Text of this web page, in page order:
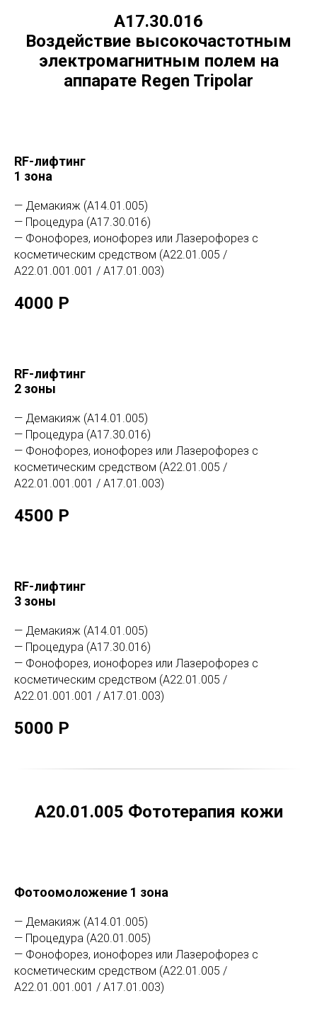
А17.30.016
Воздействие высокочастотным
электромагнитным полем на
аппарате Regen Tripolar
RF-лифтинг
1 зона
— Демакияж (А14.01.005)
— Процедура (А17.30.016)
— Фонофорез, ионофорез или Лазерофорез с
косметическим средством (А22.01.005 /
А22.01.001.001 / А17.01.003)
4000 Р
RF-лифтинг
2 зоны
— Демакияж (А14.01.005)
— Процедура (А17.30.016)
— Фонофорез, ионофорез или Лазерофорез с
косметическим средством (А22.01.005 /
А22.01.001.001 / А17.01.003)
4500 Р
RF-лифтинг
3 зоны
— Демакияж (А14.01.005)
— Процедура (А17.30.016)
— Фонофорез, ионофорез или Лазерофорез с
косметическим средством (А22.01.005 /
А22.01.001.001 / А17.01.003)
5000 Р
А20.01.005 Фототерапия кожи
Фотоомоложение 1 зона
— Демакияж (А14.01.005)
— Процедура (А20.01.005)
— Фонофорез, ионофорез или Лазерофорез с
косметическим средством (А22.01.005 /
А22.01.001.001 / А17.01.003)